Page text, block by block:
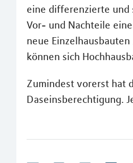
eine differenzierte und
Vor- und Nachteile
neue
können sich
Zumindest vorerst hat
Daseinsberechtigung.